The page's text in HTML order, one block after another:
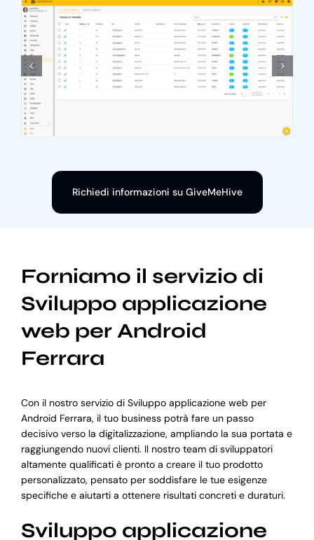
Richiedi informazioni su GiveMeHive
Forniamo il servizio di
Sviluppo applicazione
web per Android
Ferrara
Con il nostro servizio di Sviluppo applicazione web per
Android Ferrara, il tuo business potrà fare un passo
decisivo verso la digitalizzazione, ampliando la sua portata e
raggiungendo nuovi clienti. Il nostro team di sviluppatori
altamente qualificati è pronto a creare il tuo prodotto
personalizzato, pensato per soddisfare le tue esigenze
specifiche e aiutarti a ottenere risultati concreti e duraturi.
Sviluppo applicazione